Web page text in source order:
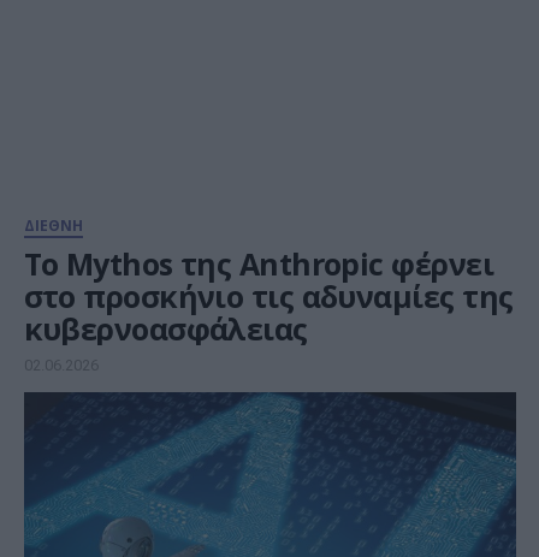
ΔΙΕΘΝΗ
Το Mythos της Anthropic φέρνει
στο προσκήνιο τις αδυναμίες της
κυβερνοασφάλειας
02.06.2026